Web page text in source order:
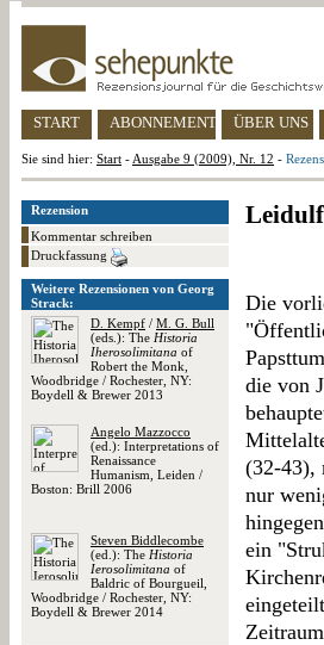
START ABONNEMENT ÜBER UNS
Sie sind hier: Start - Ausgabe 9 (2009), Nr. 12 -
Rezension
Kommentar schreiben
Druckfassung
Weitere Rezensionen von Georg
Strack:
D. Kempf / M. G. Bull
(eds.): The Historia
Iherosolimitana of
Robert the Monk,
Woodbridge / Rochester, NY:
Boydell & Brewer 2013
Angelo Mazzocco
(ed.): Interpretations of
Renaissance
Humanism, Leiden /
Boston: Brill 2006
Steven Biddlecombe
(ed.): The Historia
Ierosolimitana of
Baldric of Bourgueil,
Woodbridge / Rochester, NY:
Boydell & Brewer 2014
Die
die von
(32-43),
nur
ein